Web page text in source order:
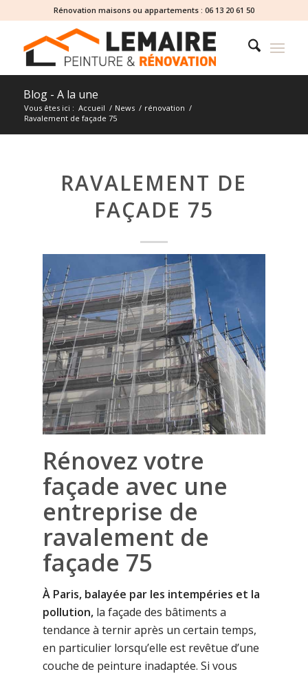
Rénovation maisons ou appartements : 06 13 20 61 50
Blog - A la une
Vous êtes ici : Accueil / News / rénovation /
Ravalement de façade 75
RAVALEMENT DE
FAÇADE 75
Rénovez votre
façade avec une
entreprise de
ravalement de
façade 75
À Paris, balayée par les intempéries et la
pollution, la façade des bâtiments a
tendance à ternir après un certain temps,
en particulier lorsqu’elle est revêtue d’une
couche de peinture inadaptée. Si vous